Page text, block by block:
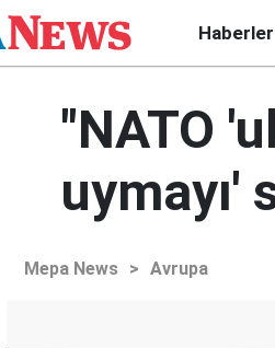
Haberler
"NATO
uymayı'
Mepa News > Avrupa